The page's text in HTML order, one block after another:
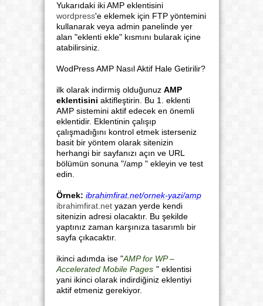
Yukarıdaki iki AMP eklentisini
wordpress'e eklemek için FTP yöntemini
kullanarak veya admin panelinde yer
alan "eklenti ekle" kısmını bularak içine
atabilirsiniz.
WodPress AMP Nasıl Aktif Hale Getirilir?
ilk olarak indirmiş olduğunuz AMP
eklentisini aktifleştirin. Bu 1. eklenti
AMP sistemini aktif edecek en önemli
eklentidir. Eklentinin çalışıp
çalışmadığını kontrol etmek isterseniz
basit bir yöntem olarak sitenizin
herhangi bir sayfanızı açın ve URL
bölümün sonuna "/amp " ekleyin ve test
edin.
Örnek: ibrahimfirat.net/ornek-yazi/amp
ibrahimfirat.netyazan yerde kendi
sitenizin adresi olacaktır. Bu şekilde
yaptınız zaman karşınıza tasarımlı bir
sayfa çıkacaktır.
ikinci adımda ise "AMP for WP –
Accelerated Mobile Pages " eklentisi
yani ikinci olarak indirdiğiniz eklentiyi
aktif etmeniz gerekiyor.